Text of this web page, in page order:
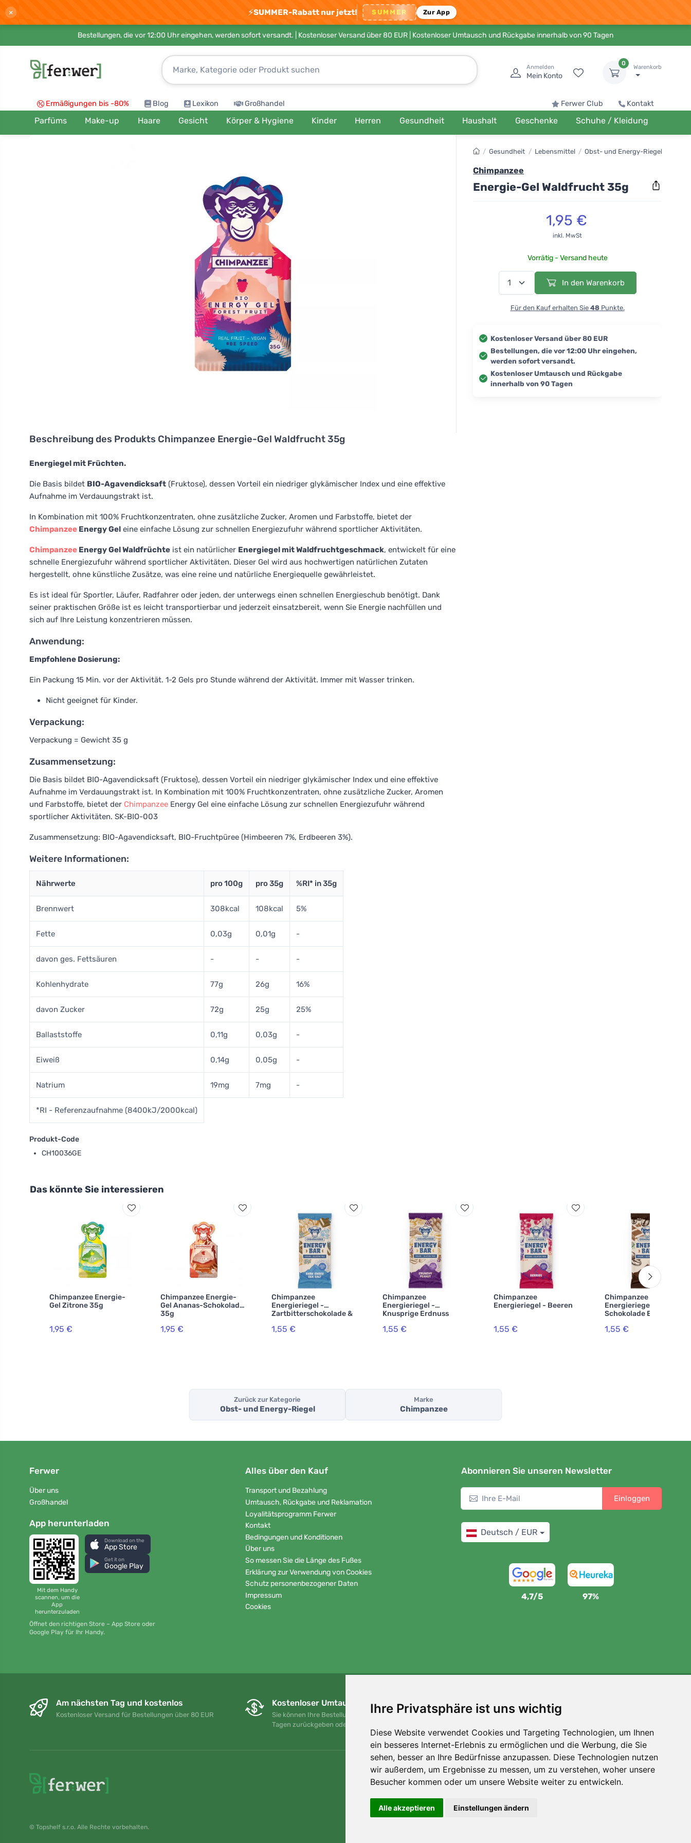
Ihre Privatsphäre ist uns wichtig
Diese Website verwendet Cookies und Targeting Technologien, um Ihnen
ein besseres Internet-Erlebnis zu ermöglichen und die Werbung, die Sie
sehen, besser an Ihre Bedürfnisse anzupassen. Diese Technologien nutzen
wir außerdem, um Ergebnisse zu messen, um zu verstehen, woher unsere
Besucher kommen oder um unsere Website weiter zu entwickeln.
Alle akzeptieren Einstellungen ändern
× ⚡SUMMER-Rabatt nur jetzt! SUMMER Zur App
Bestellungen, die vor 12:00 Uhr eingehen, werden sofort versandt. | Kostenloser Versand über 80 EUR | Kostenloser Umtausch und Rückgabe innerhalb von 90 Tagen
Anmelden
Mein Konto
0
Warenkorb
Ermäßigungen bis -80% Blog Lexikon Großhandel Ferwer Club Kontakt
Parfüms Make-up Haare Gesicht Körper & Hygiene Kinder Herren Gesundheit Haushalt Geschenke Schuhe / Kleidung
Beschreibung des Produkts Chimpanzee Energie-Gel Waldfrucht 35g
Energiegel mit Früchten.
Die Basis bildet BIO-Agavendicksaft (Fruktose), dessen Vorteil ein niedriger glykämischer Index und eine effektive
Aufnahme im Verdauungstrakt ist.
In Kombination mit 100% Fruchtkonzentraten, ohne zusätzliche Zucker, Aromen und Farbstoffe, bietet der
Chimpanzee Energy Gel eine einfache Lösung zur schnellen Energiezufuhr während sportlicher Aktivitäten.
Chimpanzee Energy Gel Waldfrüchte ist ein natürlicher Energiegel mit Waldfruchtgeschmack, entwickelt für eine
schnelle Energiezufuhr während sportlicher Aktivitäten. Dieser Gel wird aus hochwertigen natürlichen Zutaten
hergestellt, ohne künstliche Zusätze, was eine reine und natürliche Energiequelle gewährleistet.
Es ist ideal für Sportler, Läufer, Radfahrer oder jeden, der unterwegs einen schnellen Energieschub benötigt. Dank
seiner praktischen Größe ist es leicht transportierbar und jederzeit einsatzbereit, wenn Sie Energie nachfüllen und
sich auf Ihre Leistung konzentrieren müssen.
Anwendung:
Empfohlene Dosierung:
Ein Packung 15 Min. vor der Aktivität. 1-2 Gels pro Stunde während der Aktivität. Immer mit Wasser trinken.
Nicht geeignet für Kinder.
Verpackung:
Verpackung = Gewicht 35 g
Zusammensetzung:
Die Basis bildet BIO-Agavendicksaft (Fruktose), dessen Vorteil ein niedriger glykämischer Index und eine effektive
Aufnahme im Verdauungstrakt ist. In Kombination mit 100% Fruchtkonzentraten, ohne zusätzliche Zucker, Aromen
und Farbstoffe, bietet der Chimpanzee Energy Gel eine einfache Lösung zur schnellen Energiezufuhr während
sportlicher Aktivitäten. SK-BIO-003
Zusammensetzung: BIO-Agavendicksaft, BIO-Fruchtpüree (Himbeeren 7%, Erdbeeren 3%).
Weitere Informationen:
Nährwerte pro 100g pro 35g %RI* in 35g
Brennwert 308kcal 108kcal 5%
Fette 0,03g 0,01g -
davon ges. Fettsäuren - - -
Kohlenhydrate 77g 26g 16%
davon Zucker 72g 25g 25%
Ballaststoffe 0,11g 0,03g -
Eiweiß 0,14g 0,05g -
Natrium 19mg 7mg -
*RI - Referenzaufnahme (8400kJ/2000kcal)
Produkt-Code
CH10036GE
/ Gesundheit / Lebensmittel / Obst- und Energy-Riegel
Chimpanzee
Energie-Gel Waldfrucht 35g
1,95 €
inkl. MwSt
Vorrätig - Versand heute
In den Warenkorb
Für den Kauf erhalten Sie 48Punkte.
Kostenloser Versand über 80 EUR
Bestellungen, die vor 12:00 Uhr eingehen,
werden sofort versandt.
Kostenloser Umtausch und Rückgabe
innerhalb von 90 Tagen
Das könnte Sie interessieren
Chimpanzee Energie-
Gel Zitrone 35g
1,95 €
Chimpanzee Energie-
Gel Ananas-Schokolade
35g
1,95 €
Chimpanzee
Energieriegel -
Zartbitterschokolade &
1,55 €
Chimpanzee
Energieriegel -
Knusprige Erdnuss
1,55 €
Chimpanzee
Energieriegel - Beeren
1,55 €
Chimpanzee
Energieriegel -
Schokolade Espresso
1,55 €
Zurück zur Kategorie
Obst- und Energy-Riegel
Marke
Chimpanzee
Ferwer
Über uns
Großhandel
App herunterladen
Mit dem Handy
scannen, um die
App
herunterzuladen
Download on the
App Store
Get it on
Google Play
Öffnet den richtigen Store – App Store oder
Google Play für Ihr Handy.
Alles über den Kauf
Transport und Bezahlung
Umtausch, Rückgabe und Reklamation
Loyalitätsprogramm Ferwer
Kontakt
Bedingungen und Konditionen
Über uns
So messen Sie die Länge des Fußes
Erklärung zur Verwendung von Cookies
Schutz personenbezogener Daten
Impressum
Cookies
Abonnieren Sie unseren Newsletter
Einloggen
Deutsch / EUR
4,7/5 97%
Am nächsten Tag und kostenlos
Kostenloser Versand für Bestellungen über 80 EUR
Kostenloser Umtausch und Rückgabe
Sie können Ihre Bestellung jederzeit innerhalb von 90
Tagen zurückgeben oder umtauschen.
Wir unterstützen Trees.org
Für jede Bestellung pflanzen wir einen Baum! Mehr
© Topshelf s.r.o. Alle Rechte vorbehalten.